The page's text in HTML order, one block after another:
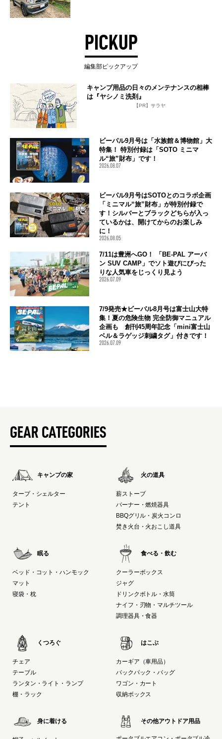
PICKUP
編集部ピックアップ
キャンプ用品の日々のメンテナンスの相棒
は『ヤシノミ洗剤』
【PR】サラヤ
ビーパル9月号は「水族館＆博物館」大
特集！ 特別付録は「SOTO ミニマ
ル“旅”財布」です！
2026.08.07
ビーパル9月号はSOTOとのコラボ企画
「ミニマル“旅”財布」が特別付録で
す！シルバーとブラックどちらが入っ
ているかは、開けてからのお楽しみ
に！
2026.08.05
7/11は豊洲へGO！ 「BE-PAL アーバ
ン SUV CAMP」でソト遊びにぴった
りな人気車をじっくり見よう
2026.07.09
7/9発売★ビーパル8月号は富士山大特
集！夏の危険生物 完全防御マニュアル
企画も 創刊45周年記念「mini富士山
ベル＆ラゲッジ刺繍タグ」付きです！
2026.07.09
GEAR CATEGORIES
キャンプの家
タープ・シェルター
テント
火の道具
薪ストーブ
バーナー・燃焼器具
BBQグリル・炭火コンロ
焚き火台・火おこし道具
眠る
ベッド・コット・ハンモック
マット
寝袋・枕
食べる・飲む
クーラーボックス
ジャグ
ドリンクボトル・水筒
ナイフ・刃物・マルチツール
調理器具・食器
くつろぐ
チェア
テーブル
ランタン・ライト・ランプ
棚・ラック
はこぶ
カーギア（車用品）
バックパック・バッグ
ワゴン・カート
収納ボックス
身に着ける その他アウトドア用品